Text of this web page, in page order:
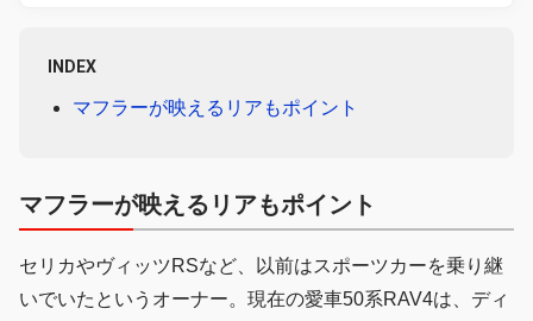
INDEX
マフラーが映えるリアもポイント
マフラーが映えるリアもポイント
セリカやヴィッツRSなど、以前はスポーツカーを乗り継
いでいたというオーナー。現在の愛車50系RAV4は、ディ